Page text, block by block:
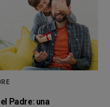
Padre: una